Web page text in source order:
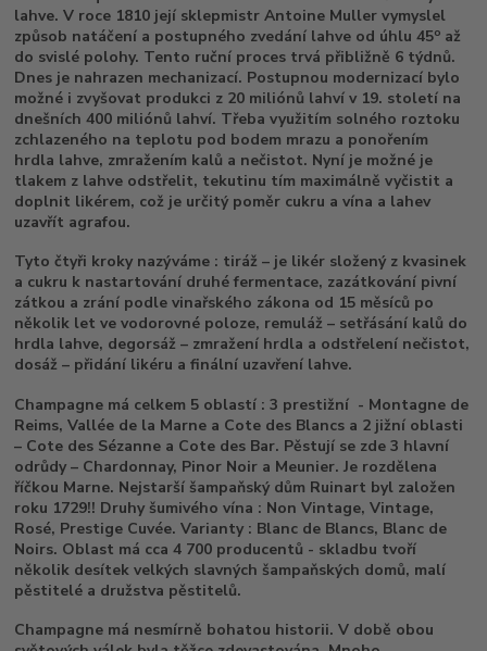
lahve. V roce 1810 její sklepmistr Antoine Muller vymyslel
způsob natáčení a postupného zvedání lahve od úhlu 45o až
do svislé polohy. Tento ruční proces trvá přibližně 6 týdnů.
Dnes je nahrazen mechanizací. Postupnou modernizací bylo
možné i zvyšovat produkci z 20 miliónů lahví v 19. století na
dnešních 400 miliónů lahví. Třeba využitím solného roztoku
zchlazeného na teplotu pod bodem mrazu a ponořením
hrdla lahve, zmražením kalů a nečistot. Nyní je možné je
tlakem z lahve odstřelit, tekutinu tím maximálně vyčistit a
doplnit likérem, což je určitý poměr cukru a vína a lahev
uzavřít agrafou.
Tyto čtyři kroky nazýváme : tiráž – je likér složený z kvasinek
a cukru k nastartování druhé fermentace, zazátkování pivní
zátkou a zrání podle vinařského zákona od 15 měsíců po
několik let ve vodorovné poloze, remuláž – setřásání kalů do
hrdla lahve, degorsáž – zmražení hrdla a odstřelení nečistot,
dosáž – přidání likéru a finální uzavření lahve.
Champagne má celkem 5 oblastí : 3 prestižní - Montagne de
Reims, Vallée de la Marne a Cote des Blancs a 2 jižní oblasti
– Cote des Sézanne a Cote des Bar. Pěstují se zde 3 hlavní
odrůdy – Chardonnay, Pinor Noir a Meunier. Je rozdělena
říčkou Marne. Nejstarší šampaňský dům Ruinart byl založen
roku 1729!! Druhy šumivého vína : Non Vintage, Vintage,
Rosé, Prestige Cuvée. Varianty : Blanc de Blancs, Blanc de
Noirs. Oblast má cca 4 700 producentů - skladbu tvoří
několik desítek velkých slavných šampaňských domů, malí
pěstitelé a družstva pěstitelů.
Champagne má nesmírně bohatou historii. V době obou